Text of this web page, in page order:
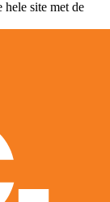
site met de